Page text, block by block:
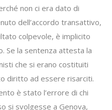
non ci era dato di
dell’accordo transattivo,
colpevole, è implicito
Se la sentenza attesta la
che si erano costituiti
diritto ad essere risarciti.
è stato l’errore di chi
si svolgesse a Genova,